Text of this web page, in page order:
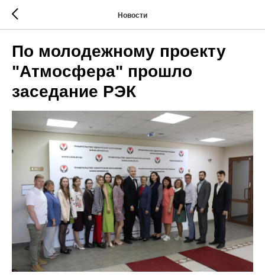
Новости
По молодежному проекту
"Атмосфера" прошло
заседание РЭК